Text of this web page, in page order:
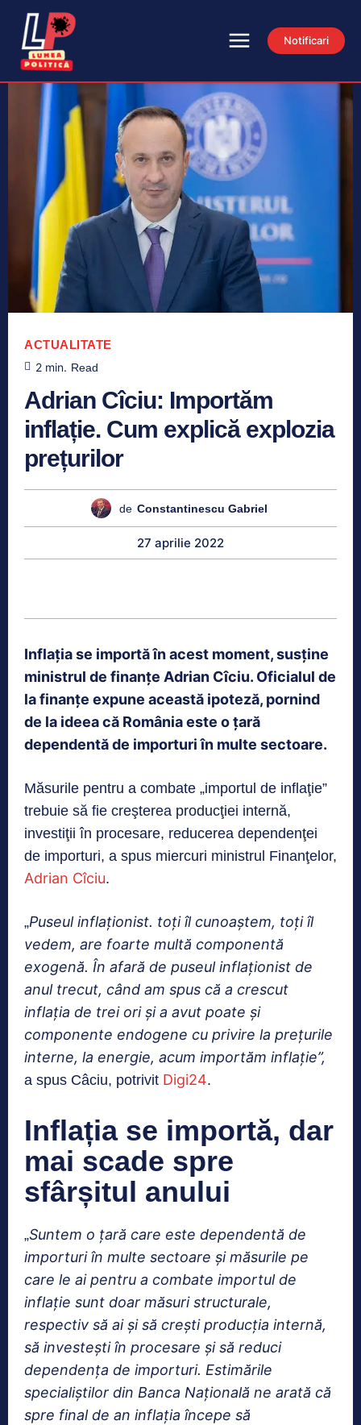
Notificari
ACTUALITATE
2 min. Read
Adrian Cîciu: Importăm
inflație. Cum explică explozia
prețurilor
de Constantinescu Gabriel
27 aprilie 2022
Inflația se importă în acest moment, susține
ministrul de finanțe Adrian Cîciu. Oficialul de
la finanțe expune această ipoteză, pornind
de la ideea că România este o ţară
dependentă de importuri în multe sectoare.
Măsurile pentru a combate „importul de inflaţie”
trebuie să fie creşterea producţiei internă,
investiţii în procesare, reducerea dependenţei
de importuri, a spus miercuri ministrul Finanţelor,
Adrian Cîciu.
„Puseul inflaţionist. toţi îl cunoaştem, toţi îl
vedem, are foarte multă componentă
exogenă. În afară de puseul inflaţionist de
anul trecut, când am spus că a crescut
inflaţia de trei ori şi a avut poate şi
componente endogene cu privire la preţurile
interne, la energie, acum importăm inflaţie”,
a spus Câciu, potrivit Digi24.
Inflația se importă, dar
mai scade spre
sfârșitul anului
„Suntem o ţară care este dependentă de
importuri în multe sectoare şi măsurile pe
care le ai pentru a combate importul de
inflaţie sunt doar măsuri structurale,
respectiv să ai şi să creşti producţia internă,
să investeşti în procesare şi să reduci
dependenţa de importuri. Estimările
specialiştilor din Banca Naţională ne arată că
spre final de an inflaţia începe să